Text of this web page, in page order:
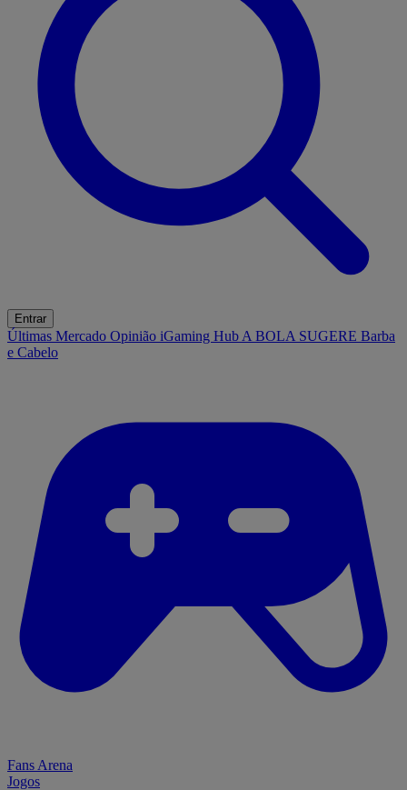
Entrar
Últimas Mercado Opinião iGaming Hub A BOLA SUGERE Barba
e Cabelo
Fans Arena
Jogos